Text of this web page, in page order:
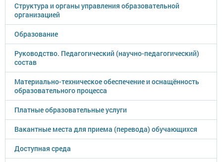
Структура и органы управления образовательной
организацией
Образование
Руководство. Педагогический (научно-педагогический)
состав
Материально-техническое обеспечение и оснащённость
образовательного процесса
Платные образовательные услуги
Вакантные места для приема (перевода) обучающихся
Доступная среда